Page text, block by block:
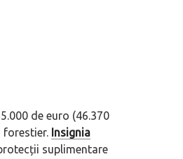
de euro (46.370
forestier. Insignia
suplimentare